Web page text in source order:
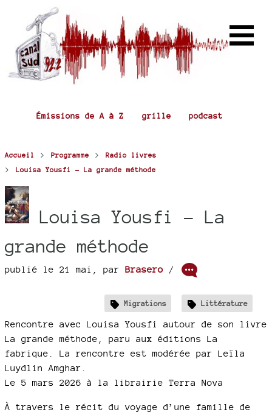
Émissions de A à Z grille podcast
Accueil > Programme > Radio livres
> Louisa Yousfi - La grande méthode
Louisa Yousfi - La
grande méthode
publié le 21 mai par Brasero /
Migrations Littérature
Rencontre avec Louisa Yousfi autour de son livre
La grande méthode, paru aux éditions La
fabrique. La rencontre est modérée par Leïla
Luydlin Amghar.
Le 5 mars 2026 à la librairie Terra Nova
À travers le récit du voyage d’une famille de